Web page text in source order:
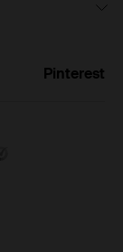
Pinterest